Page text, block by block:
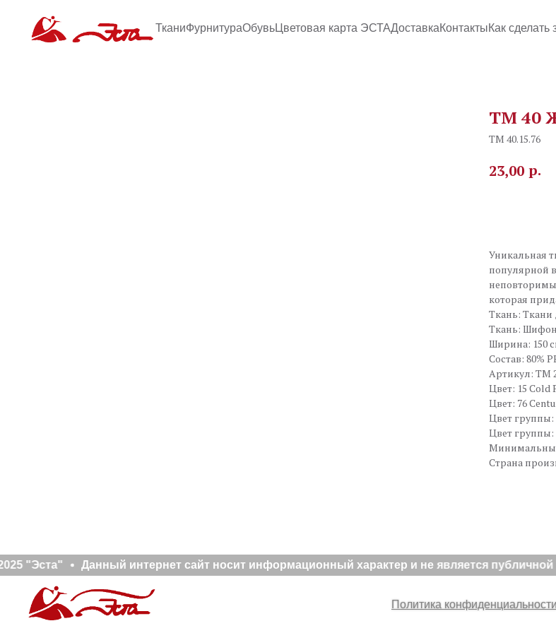
ТканиФурнитураОбувьЦветовая карта ЭСТАДоставкаКонтактыКак сделать
TM 40
TM 40.15.76
23,00 р.
Уникальная
популярной
которая
Ткань: Ткани
Ткань: Шифон
Ширина: 150
Состав: 80%
Артикул: TM
Цвет: 15 Cold
Цвет: 76
Цвет
Цвет
Страна
"Эста" Данный интернет сайт носит информационный характер и не является
Политика конфиденциальности